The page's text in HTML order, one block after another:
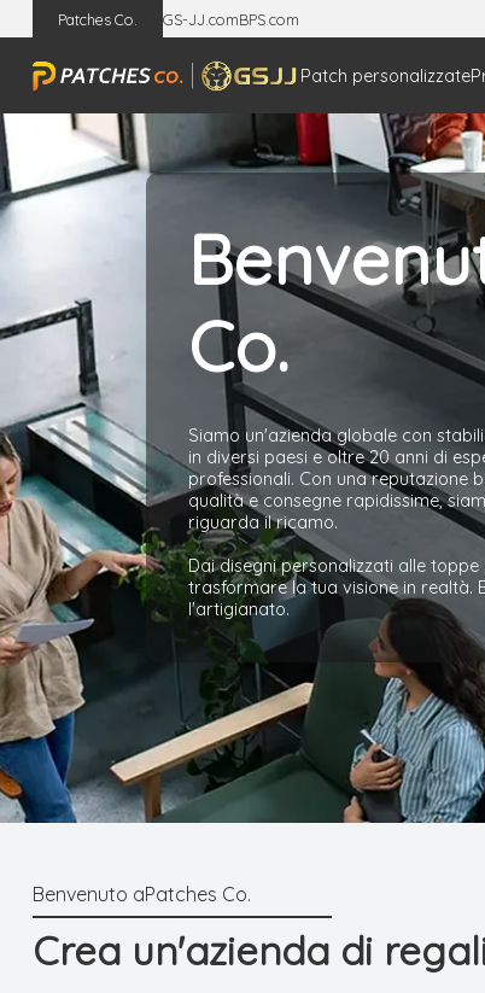
Patches Co. GS-JJ.comBPS.com
Patch personalizzate
Co.
Siamo un'azienda globale con
in diversi paesi e oltre 20 anni di
professionali. Con una reputazione
qualità e consegne rapidissime,
riguarda il ricamo.
Dai disegni personalizzati alle
trasformare la tua visione in realtà.
l'artigianato.
Crea un'azienda di